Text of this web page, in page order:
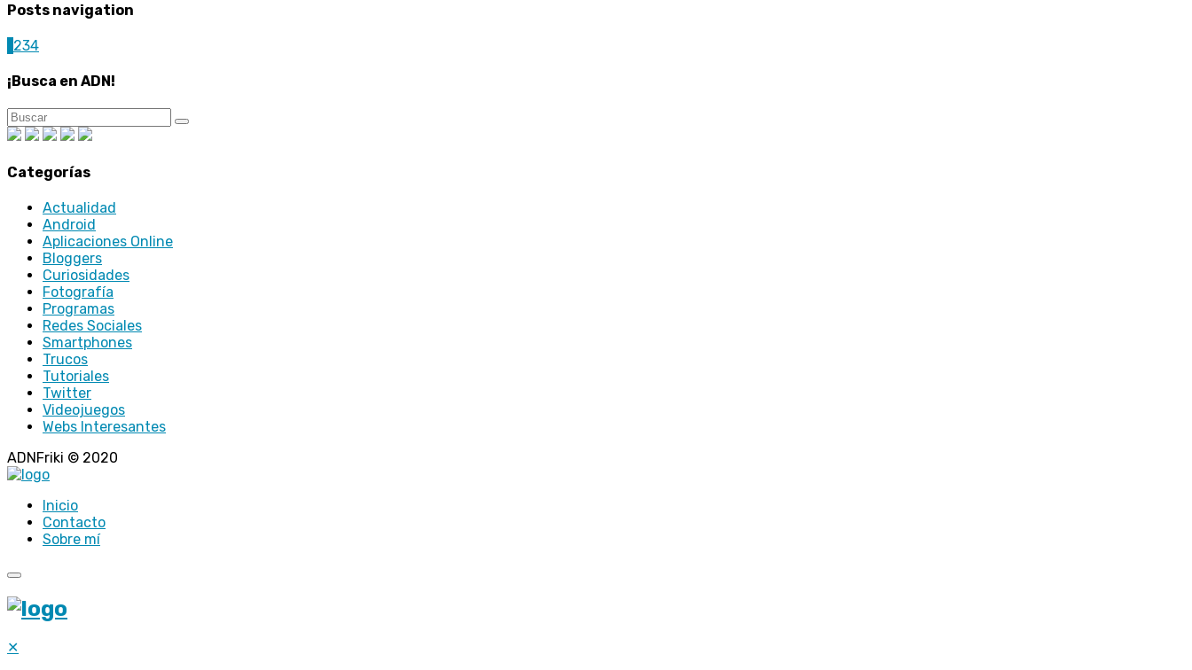
Posts navigation
234
¡Busca en ADN!
Categorías
Actualidad
Android
Aplicaciones Online
Bloggers
Curiosidades
Fotografía
Programas
Redes Sociales
Smartphones
Trucos
Tutoriales
Twitter
Videojuegos
Webs Interesantes
ADNFriki © 2020
Inicio
Contacto
Sobre mí
✕